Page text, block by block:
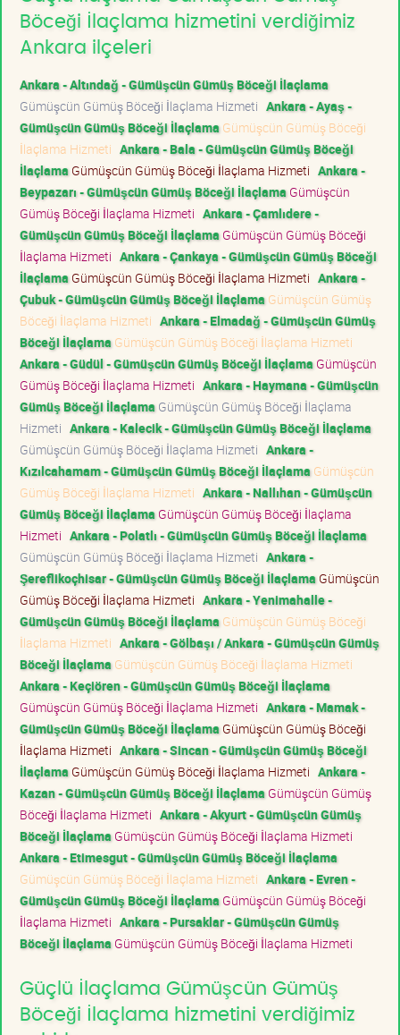
Böceği İlaçlama hizmetini verdiğimiz
Ankara ilçeleri
Ankara - Altındağ - Gümüşcün Gümüş Böceği İlaçlama
Gümüşcün Gümüş Böceği İlaçlama Hizmeti Ankara - Ayaş -
Gümüşcün Gümüş Böceği İlaçlama Gümüşcün Gümüş Böceği
İlaçlama Hizmeti Ankara - Bala - Gümüşcün Gümüş Böceği
İlaçlama Gümüşcün Gümüş Böceği İlaçlama Hizmeti Ankara -
Beypazarı - Gümüşcün Gümüş Böceği İlaçlama Gümüşcün
Gümüş Böceği İlaçlama Hizmeti Ankara - Çamlıdere -
Gümüşcün Gümüş Böceği İlaçlama Gümüşcün Gümüş Böceği
İlaçlama Hizmeti Ankara - Çankaya - Gümüşcün Gümüş Böceği
İlaçlama Gümüşcün Gümüş Böceği İlaçlama Hizmeti Ankara -
Çubuk - Gümüşcün Gümüş Böceği İlaçlama Gümüşcün Gümüş
Böceği İlaçlama Hizmeti Ankara - Elmadağ - Gümüşcün Gümüş
Böceği İlaçlama Gümüşcün Gümüş Böceği İlaçlama Hizmeti
Ankara - Güdül - Gümüşcün Gümüş Böceği İlaçlama Gümüşcün
Gümüş Böceği İlaçlama Hizmeti Ankara - Haymana - Gümüşcün
Gümüş Böceği İlaçlama Gümüşcün Gümüş Böceği İlaçlama
Hizmeti Ankara - Kalecik - Gümüşcün Gümüş Böceği İlaçlama
Gümüşcün Gümüş Böceği İlaçlama Hizmeti Ankara -
Kızılcahamam - Gümüşcün Gümüş Böceği İlaçlama Gümüşcün
Gümüş Böceği İlaçlama Hizmeti Ankara - Nallıhan - Gümüşcün
Gümüş Böceği İlaçlama Gümüşcün Gümüş Böceği İlaçlama
Hizmeti Ankara - Polatlı - Gümüşcün Gümüş Böceği İlaçlama
Gümüşcün Gümüş Böceği İlaçlama Hizmeti Ankara -
Şereflikoçhisar - Gümüşcün Gümüş Böceği İlaçlama Gümüşcün
Gümüş Böceği İlaçlama Hizmeti Ankara - Yenimahalle -
Gümüşcün Gümüş Böceği İlaçlama Gümüşcün Gümüş Böceği
İlaçlama Hizmeti Ankara - Gölbaşı / Ankara - Gümüşcün Gümüş
Böceği İlaçlama Gümüşcün Gümüş Böceği İlaçlama Hizmeti
Ankara - Keçiören - Gümüşcün Gümüş Böceği İlaçlama
Gümüşcün Gümüş Böceği İlaçlama Hizmeti Ankara - Mamak -
Gümüşcün Gümüş Böceği İlaçlama Gümüşcün Gümüş Böceği
İlaçlama Hizmeti Ankara - Sincan - Gümüşcün Gümüş Böceği
İlaçlama Gümüşcün Gümüş Böceği İlaçlama Hizmeti Ankara -
Kazan - Gümüşcün Gümüş Böceği İlaçlama Gümüşcün Gümüş
Böceği İlaçlama Hizmeti Ankara - Akyurt - Gümüşcün Gümüş
Böceği İlaçlama Gümüşcün Gümüş Böceği İlaçlama Hizmeti
Ankara - Etimesgut - Gümüşcün Gümüş Böceği İlaçlama
Gümüşcün Gümüş Böceği İlaçlama Hizmeti Ankara - Evren -
Gümüşcün Gümüş Böceği İlaçlama Gümüşcün Gümüş Böceği
İlaçlama Hizmeti Ankara - Pursaklar - Gümüşcün Gümüş
Böceği İlaçlama Gümüşcün Gümüş Böceği İlaçlama Hizmeti
Güçlü İlaçlama Gümüşcün Gümüş
Böceği İlaçlama hizmetini verdiğimiz